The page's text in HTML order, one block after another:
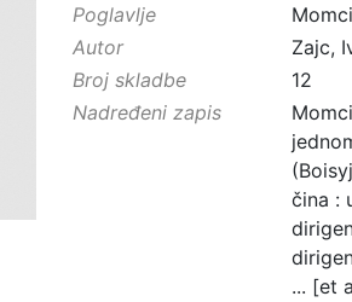
Poglavlje
Autor
Zajc,
Broj skladbe
12
Nadređeni zapis
čina :
... [et